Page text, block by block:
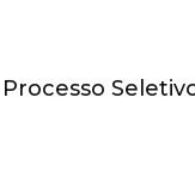
Processo